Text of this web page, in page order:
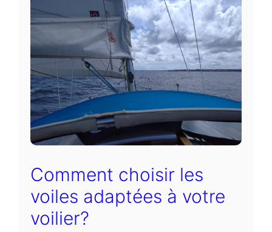
Comment choisir les
voiles adaptées à votre
voilier?